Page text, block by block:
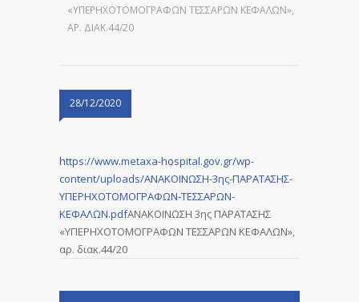
«YΠΕΡΗΧΟΤΟΜΟΓΡΑΦΩΝ ΤΕΣΣΑΡΩΝ ΚΕΦΑΛΩΝ»,
ΑΡ. ΔΙΑΚ.44/20
28/12/2020
https://www.metaxa-hospital.gov.gr/wp-
content/uploads/ΑΝΑΚΟΙΝΩΣΗ-3ης-ΠΑΡΑΤΑΣΗΣ-
YΠΕΡΗΧΟΤΟΜΟΓΡΑΦΩΝ-ΤΕΣΣΑΡΩΝ-
ΚΕΦΑΛΩΝ.pdfΑΝΑΚΟΙΝΩΣΗ 3ης ΠΑΡΑΤΑΣΗΣ
«YΠΕΡΗΧΟΤΟΜΟΓΡΑΦΩΝ ΤΕΣΣΑΡΩΝ ΚΕΦΑΛΩΝ»,
αρ. διακ.44/20